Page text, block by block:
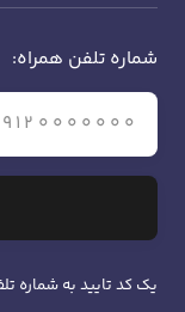
شماره تلفن همراه:
یک کد تایید به شماره